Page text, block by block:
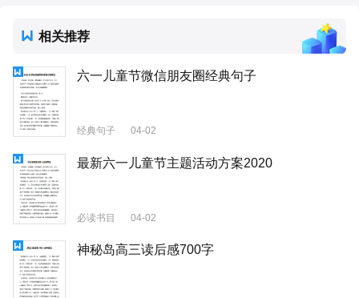
相关推荐
六一儿童节微信朋友圈经典句子
经典句子 04-02
最新六一儿童节主题活动方案2020
必读书目 04-02
神秘岛高三读后感700字